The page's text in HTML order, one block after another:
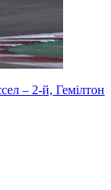
– 2-й, Гемілтон